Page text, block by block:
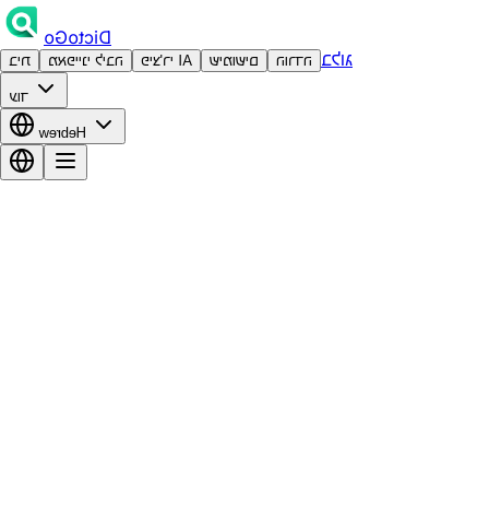
DictoGo
בית מאפייני ליבה פיצ'רי AI שימושים הורדה בלוג
עוד
Hebrew